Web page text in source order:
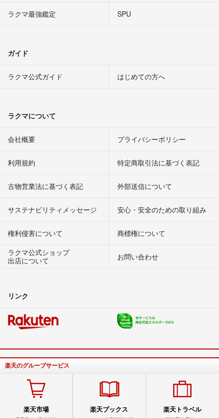
ラクマ最強鑑定
SPU
ガイド
ラクマ公式ガイド はじめての方へ
ラクマについて
会社概要 プライバシーポリシー
利用規約 特定商取引法に基づく表記
古物営業法に基づく表記 外部送信について
サステナビリティメッセージ 安心・安全のための取り組み
権利侵害について
商標権について
ラクマ公式ショップ
出店について
お問い合わせ
リンク
楽天のグループサービス
楽天市場 楽天ブックス 楽天トラベル